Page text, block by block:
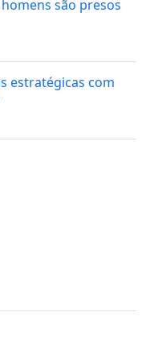
são presos
estratégicas com